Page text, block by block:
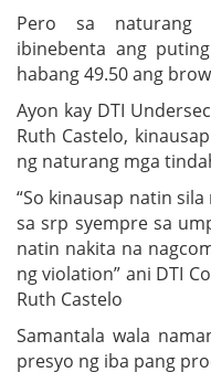
Pero sa naturang
ibinebenta ang
habang 49.50 ang
Ayon kay DTI
Ruth Castelo,
ng naturang mga
“So kinausap natin
sa srp syempre sa
natin nakita na
ng violation” ani DTI
Ruth Castelo
Samantala wala
presyo ng iba pang